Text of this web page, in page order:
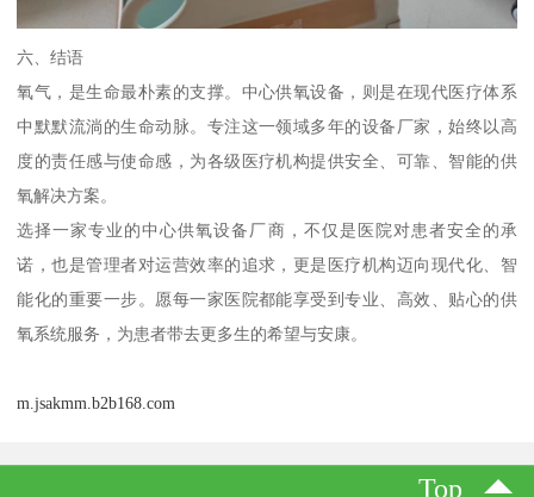
六、结语
氧气，是生命最朴素的支撑。中心供氧设备，则是在现代医疗体系
中默默流淌的生命动脉。专注这一领域多年的设备厂家，始终以高
度的责任感与使命感，为各级医疗机构提供安全、可靠、智能的供
氧解决方案。
选择一家专业的中心供氧设备厂商，不仅是医院对患者安全的承
诺，也是管理者对运营效率的追求，更是医疗机构迈向现代化、智
能化的重要一步。愿每一家医院都能享受到专业、高效、贴心的供
氧系统服务，为患者带去更多生的希望与安康。
m.jsakmm.b2b168.com
Top